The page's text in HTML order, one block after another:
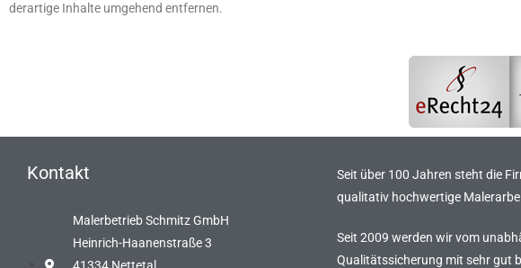
derartige Inhalte umgehend entfernen.
Kontakt
Malerbetrieb Schmitz GmbH
Heinrich-Haanenstraße 3
Seit über 100 Jahren steht die
qualitativ hochwertige
Seit 2009 werden wir vom
Qualitätssicherung mit sehr gut